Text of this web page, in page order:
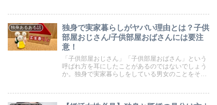
独身あるある話
独身で実家暮らしがヤバい理由とは？子供
部屋おじさん/子供部屋おばさんには要注
意！
「子供部屋おじさん」「子供部屋おばさん」という
呼ばれ方を耳にしたことがあるのではないでしょう
か。独身で実家暮らしをしている男女のことをそう